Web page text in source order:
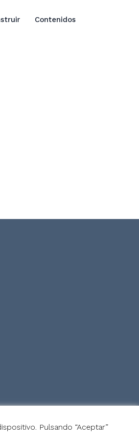
Contenidos
Pulsando “Aceptar”